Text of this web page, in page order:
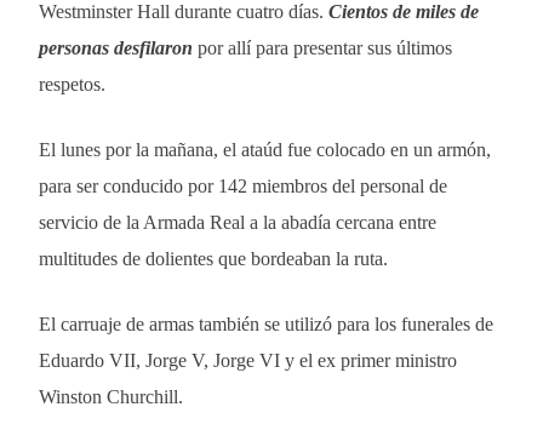
Westminster Hall durante cuatro días. Cientos de miles de
personas desfilaron por allí para presentar sus últimos
respetos.
El lunes por la mañana, el ataúd fue colocado en un armón,
para ser conducido por 142 miembros del personal de
servicio de la Armada Real a la abadía cercana entre
multitudes de dolientes que bordeaban la ruta.
El carruaje de armas también se utilizó para los funerales de
Eduardo VII, Jorge V, Jorge VI y el ex primer ministro
Winston Churchill.